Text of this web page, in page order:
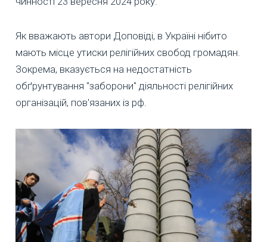
Як вважають автори Доповіді, в Україні нібито
мають місце утиски релігійних свобод громадян.
Зокрема, вказується на недостатність
обґрунтування "заборони" діяльності релігійних
організацій, пов'язаних із рф.